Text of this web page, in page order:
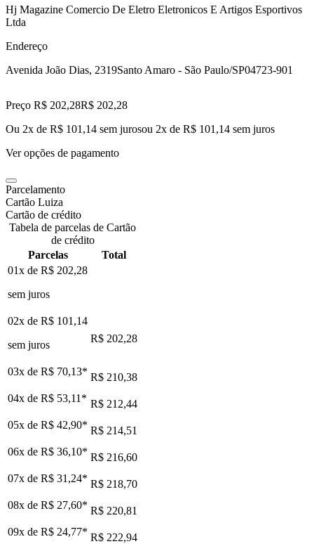
Hj Magazine Comercio De Eletro Eletronicos E Artigos Esportivos
Ltda
Endereço
Avenida João Dias, 2319Santo Amaro - São Paulo/SP04723-901
Preço R$ 202,28R$ 202,28
Ou 2x de R$ 101,14 sem jurosou 2x de R$ 101,14 sem juros
Ver opções de pagamento
Parcelamento
Cartão Luiza
Cartão de crédito
Tabela de parcelas de Cartão
de crédito
Parcelas
Total
01x de R$ 202,28
sem juros
02x de R$ 101,14
sem juros
R$ 202,28
03x de R$ 70,13* R$ 210,38
04x de R$ 53,11 * R$ 212,44
05x de R$ 42,90* R$ 214,51
06x de R$ 36,10* R$ 216,60
07x de R$ 31,24* R$ 218,70
08x de R$ 27,60* R$ 220,81
09x de R$ 24,77* R$ 222,94